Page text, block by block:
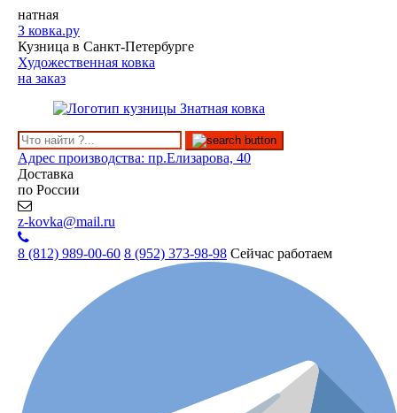
натная
З ковка.ру
Кузница в Санкт-Петербурге
Художественная ковка
на заказ
Адрес производства: пр.Елизарова, 40
Доставка
по России
z-kovka@mail.ru
8 (812) 989-00-60 8 (952) 373-98-98 Сейчас работаем